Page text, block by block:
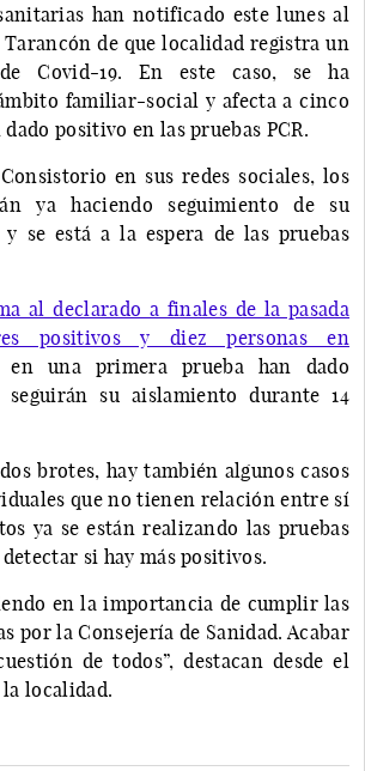
han notificado este lunes al
de que localidad registra un
Covid-19. En este caso, se ha
familiar-social y afecta a cinco
positivo en las pruebas PCR.
en sus redes sociales, los
ya haciendo seguimiento de su
se está a la espera de las pruebas
al declarado a finales de la pasada
positivos y diez personas en
en una primera prueba han dado
seguirán su aislamiento durante 14
brotes, hay también algunos casos
que no tienen relación entre sí
ya se están realizando las pruebas
si hay más positivos.
en la importancia de cumplir las
por la Consejería de Sanidad. Acabar
de todos”, destacan desde el
localidad.